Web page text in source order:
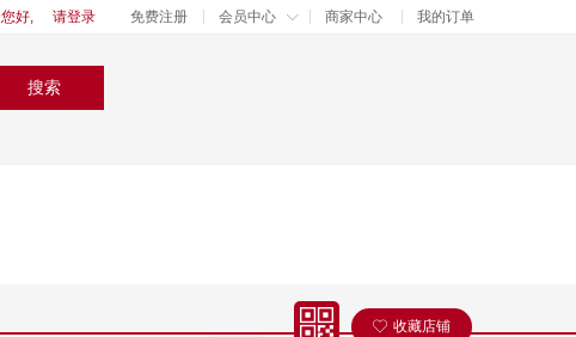
会员中心
商家中心 我的订单
您好, 请登录 免费注册
搜索
收藏店铺